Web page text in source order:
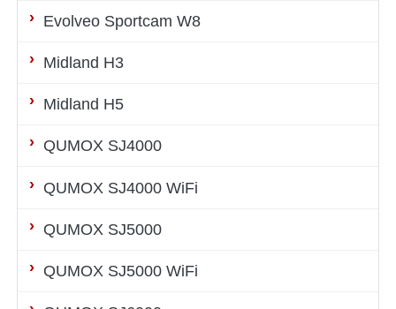
Evolveo Sportcam W8
Midland H3
Midland H5
QUMOX SJ4000
QUMOX SJ4000 WiFi
QUMOX SJ5000
QUMOX SJ5000 WiFi